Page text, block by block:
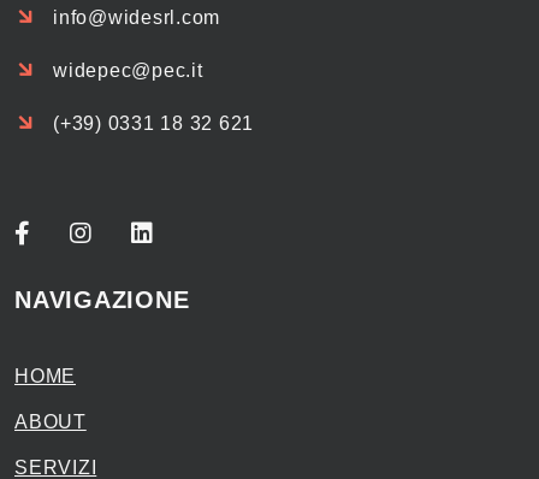
info@widesrl.com
widepec@pec.it
(+39) 0331 18 32 621
NAVIGAZIONE
HOME
ABOUT
SERVIZI